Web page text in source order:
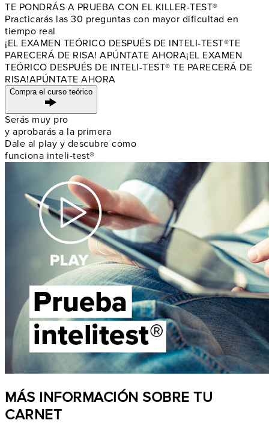
TE PONDRÁS A PRUEBA CON EL KILLER-TEST®
Practicarás las 30 preguntas con mayor dificultad en
tiempo real
¡EL EXAMEN TEÓRICO DESPUÉS DE INTELI-TEST®TE
PARECERÁ DE RISA! APÚNTATE AHORA¡EL EXAMEN
TEÓRICO DESPUÉS DE INTELI-TEST® TE PARECERÁ DE
RISA!APÚNTATE AHORA
Compra el curso teórico
Serás muy pro
y aprobarás a la primera
Dale al play y descubre como
funciona inteli-test®
MÁS INFORMACIÓN SOBRE TU
CARNET